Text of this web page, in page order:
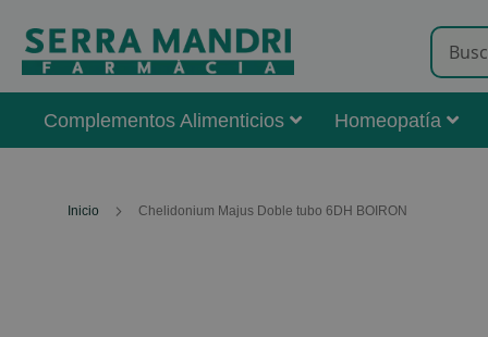
Complementos Alimenticios Homeopatía
Inicio Chelidonium Majus Doble tubo 6DH BOIRON